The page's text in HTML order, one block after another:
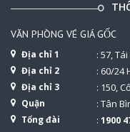
VĂN PHÒNG VÉ GIÁ GỐC
Địa chỉ 1 : 57,
Địa chỉ 2 : 60/24
Địa chỉ 3 : 150,
Quận : Tân
Tổng đài : 1900